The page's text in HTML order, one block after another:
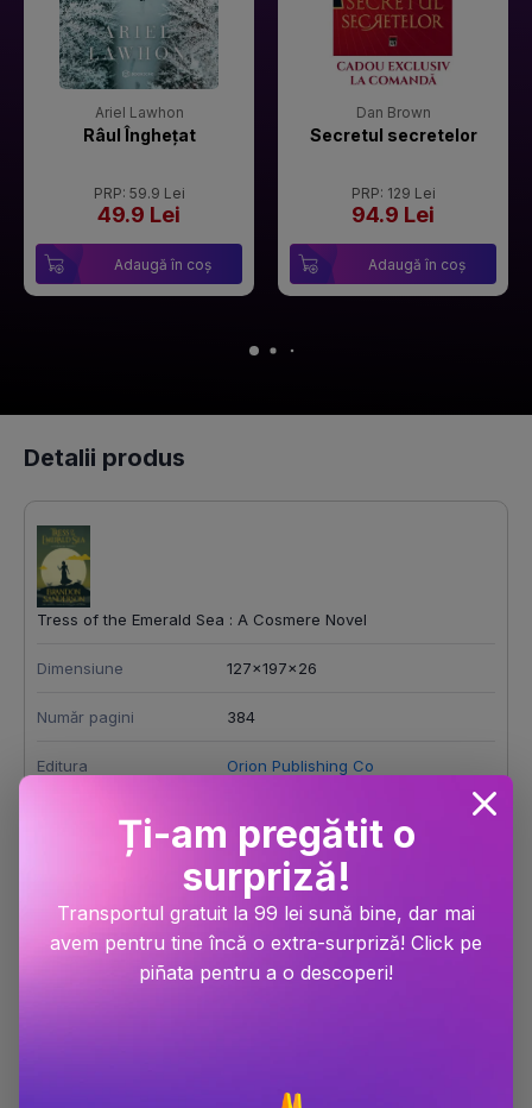
Ariel Lawhon
Râul Înghețat
PRP: 59.9 Lei
49.9 Lei
Adaugă în coș
Dan Brown
Secretul secretelor
PRP: 129 Lei
94.9 Lei
Adaugă în coș
Detalii produs
Tress of the Emerald Sea : A Cosmere Novel
Dimensiune 127x197x26
Număr pagini 384
Editura Orion Publishing Co
Brandon Sanderson
Anul publicării
Limba Limba engleza
Ți-am pregătit o
surpriză!
Transportul gratuit la 99 lei sună bine, dar mai
avem pentru tine încă o extra-surpriză! Click pe
piñata pentru a o descoperi!